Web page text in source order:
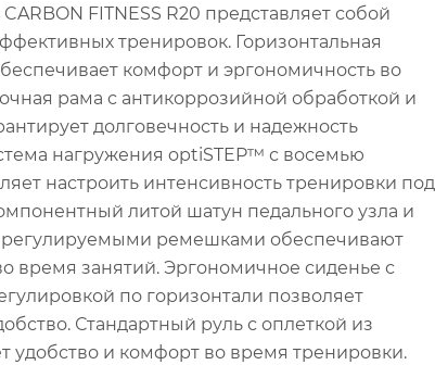
FITNESS R20 представляет собой
тренировок. Горизонтальная
комфорт и эргономичность во
рама с антикоррозийной обработкой и
долговечность и надежность
нагружения optiSTEP™ с восемью
настроить интенсивность тренировки под
литой шатун педального узла и
ремешками обеспечивают
время занятий. Эргономичное сиденье с
по горизонтали позволяет
Стандартный руль с оплеткой из
удобство и комфорт во время тренировки.